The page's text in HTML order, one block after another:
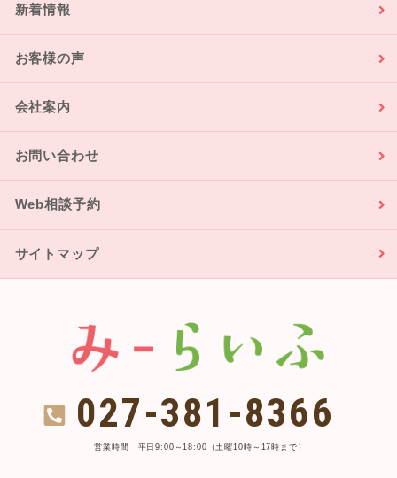
新着情報
お客様の声
会社案内
お問い合わせ
Web相談予約
サイトマップ
027-381-8366
営業時間 平日9:00～18:00（土曜10時～17時まで）